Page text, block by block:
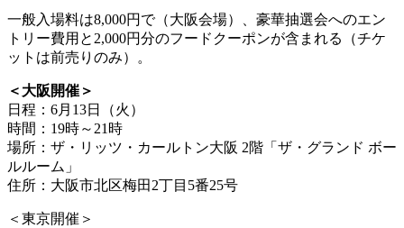
一般入場料は8,000円で（大阪会場）、豪華抽選会へのエン
トリー費用と2,000円分のフードクーポンが含まれる（チケ
ットは前売りのみ）。
＜大阪開催＞
日程：6月13日（火）
時間：19時～21時
場所：ザ・リッツ・カールトン大阪 2階「ザ・グランド ボー
ルルーム」
住所：大阪市北区梅田2丁目5番25号
＜東京開催＞